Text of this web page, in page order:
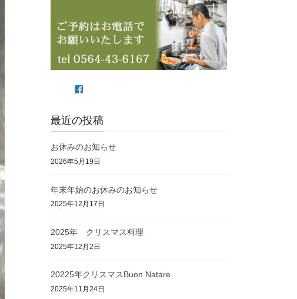
最近の投稿
お休みのお知らせ
2026年5月19日
年末年始のお休みのお知らせ
2025年12月17日
2025年 クリスマス料理
2025年12月2日
20225年クリスマスBuon Natare
2025年11月24日